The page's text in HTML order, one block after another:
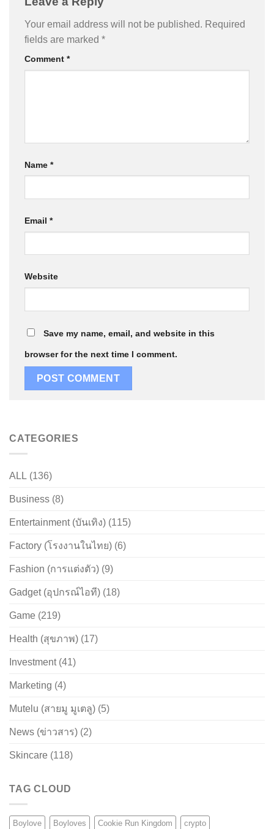
Your email address will not be published. Required
fields are marked *
Comment *
Name *
Email *
Website
Save my name, email, and website in this
browser for the next time I comment.
CATEGORIES
ALL (136)
Business (8)
Entertainment (บันเทิง) (115)
Factory (โรงงานในไทย) (6)
Fashion (การแต่งตัว) (9)
Gadget (อุปกรณ์ไอที) (18)
Game (219)
Health (สุขภาพ) (17)
Investment(41)
Marketing (4)
Mutelu (สายมู มูเตลู) (5)
News (ข่าวสาร) (2)
Skincare (118)
TAG CLOUD
Boylove Boyloves Cookie Run Kingdom crypto